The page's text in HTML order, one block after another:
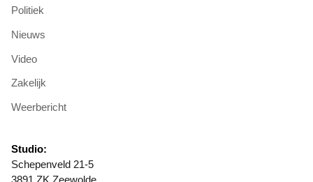
Politiek
Nieuws
Video
Zakelijk
Weerbericht
Studio:
Schepenveld 21-5